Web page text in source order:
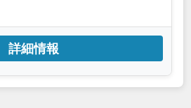
詳細情報